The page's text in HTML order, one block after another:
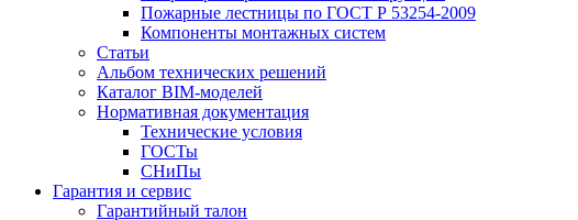
Пожарные лестницы по ГОСТ Р 53254-2009
Компоненты монтажных систем
Статьи
Альбом технических решений
Каталог BIM-моделей
Нормативная документация
Технические условия
ГОСТы
СНиПы
Гарантия и сервис
Гарантийный талон